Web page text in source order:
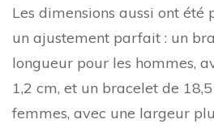
Les dimensions aussi ont été
un ajustement parfait : un
longueur pour les hommes,
1,2 cm, et un bracelet de
femmes, avec une largeur